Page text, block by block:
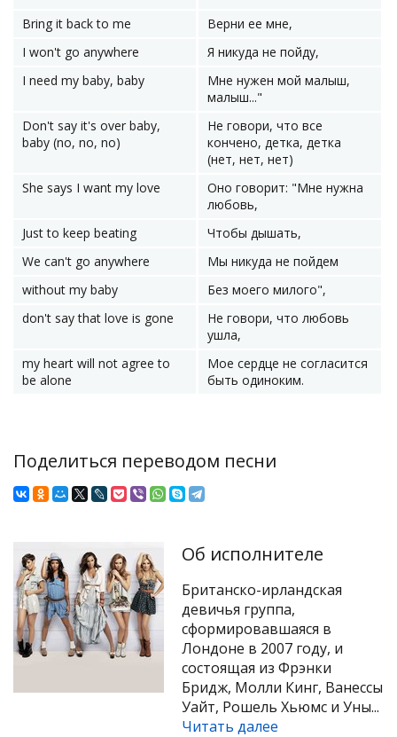
Bring it back to me
Верни ее мне,
I won't go anywhere
Я никуда не пойду,
I need my baby, baby
Мне нужен мой малыш,
малыш..."
Don't say it's over baby,
baby (no, no, no)
Не говори, что все
кончено, детка, детка
(нет, нет, нет)
She says I want my love
Оно говорит: "Мне нужна
любовь,
Just to keep beating
Чтобы дышать,
We can't go anywhere
Мы никуда не пойдем
without my baby
Без моего милого",
don't say that love is gone
Не говори, что любовь
ушла,
my heart will not agree to
be alone
Мое сердце не согласится
быть одиноким.
Поделиться переводом песни
Об исполнителе
Британско-ирландская
девичья группа,
сформировавшаяся в
Лондоне в 2007 году, и
состоящая из Фрэнки
Бридж, Молли Кинг, Ванессы
Уайт, Рошель Хьюмс и Уны...
Читать далее